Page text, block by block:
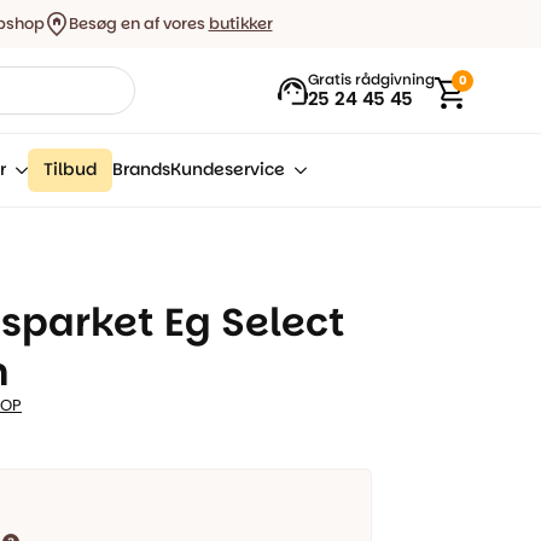
Besøg en af vores butikker
Gratis rådgivning
25 24 45 45
0
Tilbud BrandsKundeservice
Eg Select